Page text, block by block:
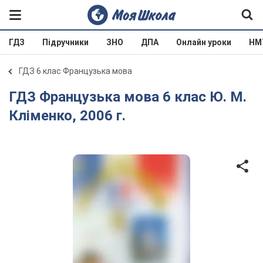
ГДЗ Підручники ЗНО ДПА Онлайн уроки
ГДЗ 6 клас Французька мова
ГДЗ Французька мова 6 клас Ю. М.
Кліменко, 2006 г.